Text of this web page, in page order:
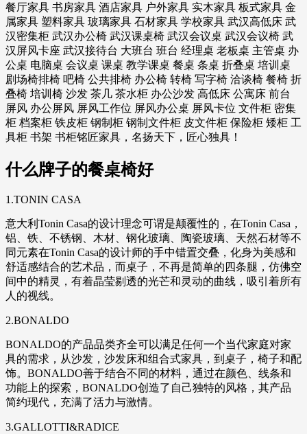
餐厅家具 书房家具 酒店家具 户外家具 实木家具 板式家具 金
属家具 塑料家具 玻璃家具 石材家具 学校家具 武汉高低床 武
汉密集柜 武汉办公椅 武汉课桌椅 武汉会议桌 武汉会议椅 武
汉屏风卡座 武汉接待台 大班台 班台 经理桌 老板桌 主管桌 办
公桌 电脑桌 会议桌 课桌 教学课桌 餐桌 条桌 折叠桌 培训桌
剧场椅排椅 吧椅 公共排椅 办公椅 转椅 写字椅 洽谈椅 餐椅 折
叠椅 培训椅 沙发 茶几 茶水柜 办公沙发 高低床 公寓床 前台
屏风 办公屏风 屏风工作位 屏风办公桌 屏风卡位 文件柜 密集
柜 档案柜 铁皮柜 钢制柜 钢制文件柜 皮文件柜 保险柜 矮柜 工
具柜 书架 书柜铭匠家具，名扬天下，匠心独具！
什么牌子的餐桌椅好
1.TONIN CASA
意大利Tonin Casa的设计理念可谓是颠覆性的，在Tonin Casa，
铝、铁、不锈钢、木材、钢化玻璃、陶瓷玻璃、天然石材等不
同元素在Tonin Casa的设计师的手中错置交叠，化身为美感和
舒适感结合的艺术品，而桌子，不再是简单的四条腿，仿佛空
间中的精灵，有着晶莹剔透的光芒和灵动的曲线，吸引着所有
人的视线。
2.BONALDO
BONALDO的产品品类齐全可以满足任何一个当代家庭对家
具的需求，从沙发，沙发床和组合式家具，到桌子，椅子和配
饰。BONALDO善于结合不同的材料，通过在颜色、线条和
功能上的探索，BONALDO创造了自己独特的风格，其产品
简约现代，充满了活力与激情。
3.GALLOTTI&RADICE